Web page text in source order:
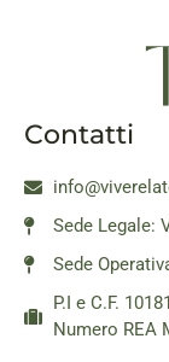
Contatti
Sede Legale:
Sede
P.I e C.F.
Numero REA